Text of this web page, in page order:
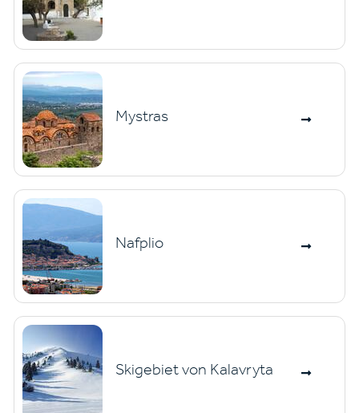
Mystras
Nafplio
Skigebiet von Kalavryta